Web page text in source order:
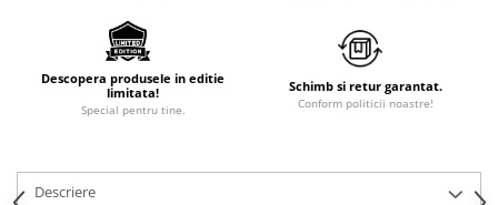
Descopera produsele in editie
limitata!
Special pentru tine.
Schimb si retur garantat.
Conform politicii noastre!
Descriere